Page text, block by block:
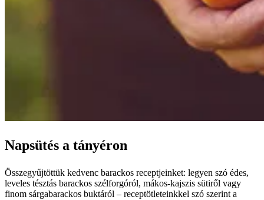
Napsütés a tányéron
Összegyűjtöttük kedvenc barackos receptjeinket: legyen szó édes,
leveles tésztás barackos szélforgóról, mákos-kajszis sütiről vagy
finom sárgabarackos buktáról – receptötleteinkkel szó szerint a